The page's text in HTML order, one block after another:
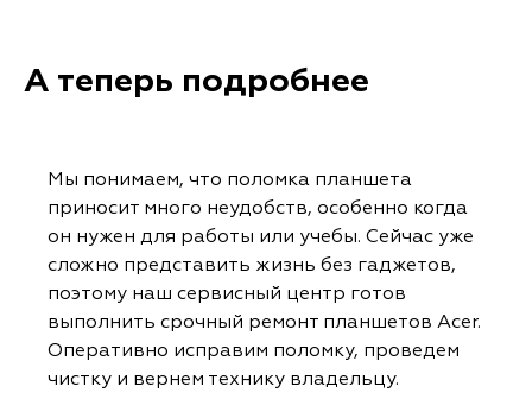
А теперь подробнее
Мы понимаем, что поломка планшета
приносит много неудобств, особенно когда
он нужен для работы или учебы. Сейчас уже
сложно представить жизнь без гаджетов,
поэтому наш сервисный центр готов
выполнить срочный ремонт планшетов Acer.
Оперативно исправим поломку, проведем
чистку и вернем технику владельцу.